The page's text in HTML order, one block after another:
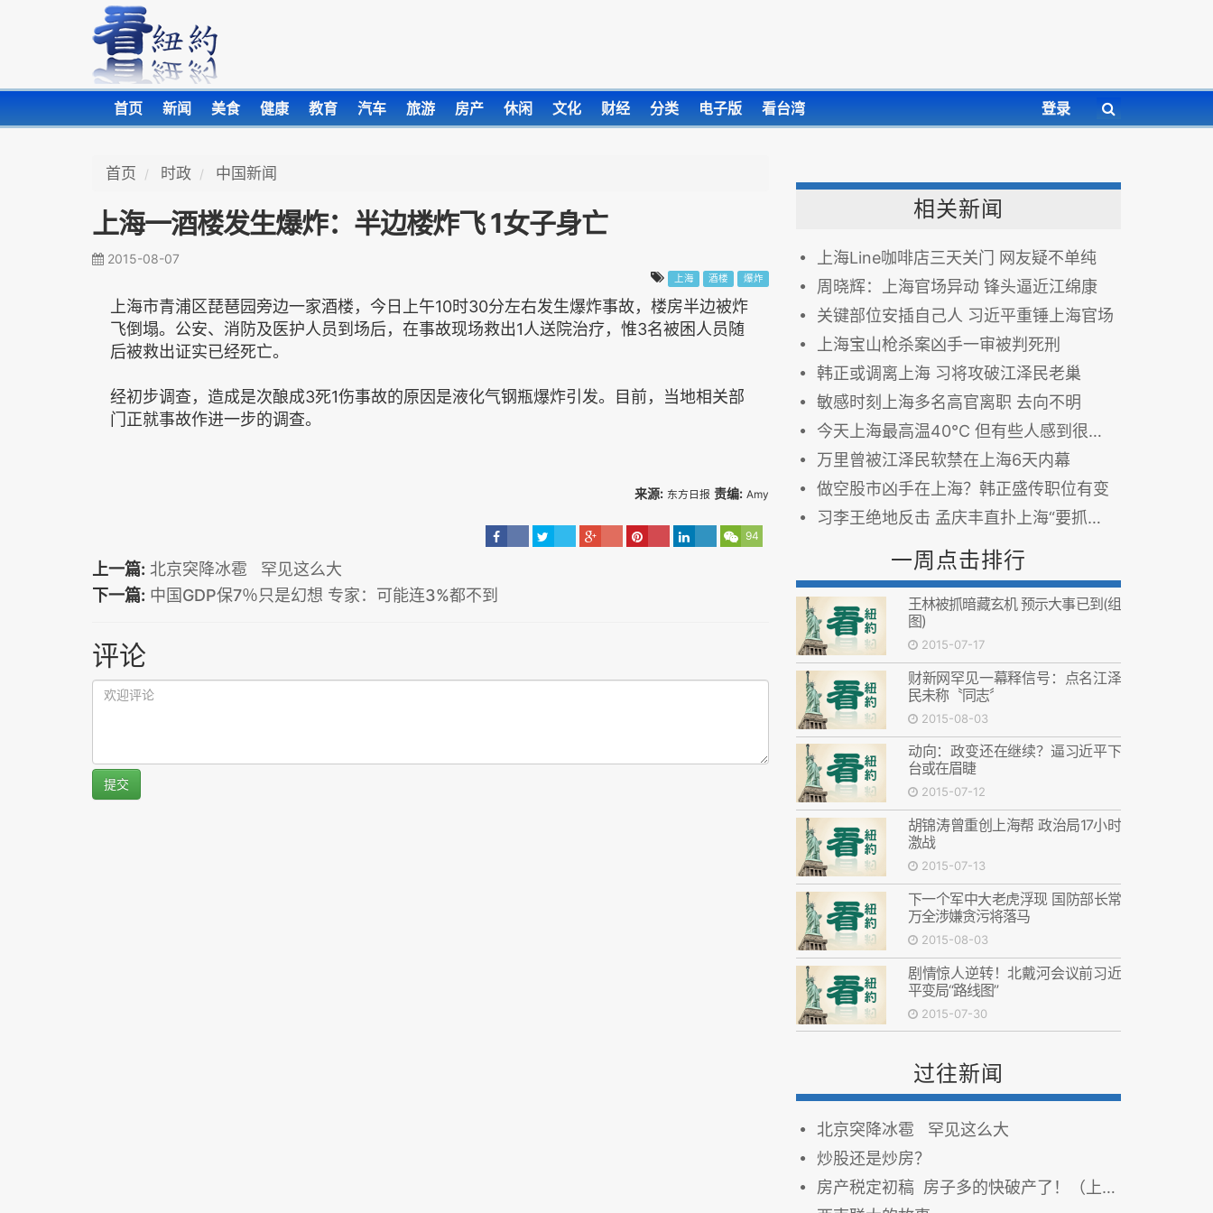
首页 新闻 美食 健康 教育 汽车 旅游 房产 休闲 文化 财经 分类 电子版 看台湾 登录
首页 时政 中国新闻
上海一酒楼发生爆炸：半边楼炸飞 1女子身亡
2015-08-07
上海 酒楼 爆炸
上海市青浦区琵琶园旁边一家酒楼，今日上午10时30分左右发生爆炸事故，楼房半边被炸
飞倒塌。公安、消防及医护人员到场后，在事故现场救出1人送院治疗，惟3名被困人员随
后被救出证实已经死亡。
经初步调查，造成是次酿成3死1伤事故的原因是液化气钢瓶爆炸引发。目前，当地相关部
门正就事故作进一步的调查。
来源: 东方日报 责编: Amy
94
上一篇: 北京突降冰雹 罕见这么大
下一篇: 中国GDP保7％只是幻想 专家：可能连3%都不到
评论
提交
相关新闻
上海Line咖啡店三天关门 网友疑不单纯
周晓辉：上海官场异动 锋头逼近江绵康
关键部位安插自己人 习近平重锤上海官场
上海宝山枪杀案凶手一审被判死刑
韩正或调离上海 习将攻破江泽民老巢
敏感时刻上海多名高官离职 去向不明
今天上海最高温40℃ 但有些人感到很冷？
万里曾被江泽民软禁在上海6天内幕
做空股市凶手在上海？韩正盛传职位有变
习李王绝地反击 孟庆丰直扑上海“要抓人”(图)
一周点击排行
王林被抓暗藏玄机 预示大事已到(组
图)
2015-07-17
财新网罕见一幕释信号：点名江泽
民未称〝同志〞
2015-08-03
动向：政变还在继续？逼习近平下
台或在眉睫
2015-07-12
胡锦涛曾重创上海帮 政治局17小时
激战
2015-07-13
下一个军中大老虎浮现 国防部长常
万全涉嫌贪污将落马
2015-08-03
剧情惊人逆转！北戴河会议前习近
平变局“路线图”
2015-07-30
过往新闻
北京突降冰雹 罕见这么大
炒股还是炒房？
房产税定初稿 房子多的快破产了！（上）